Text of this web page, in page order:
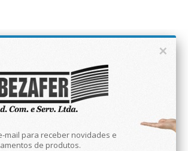
×
mail para receber novidades e
de produtos.